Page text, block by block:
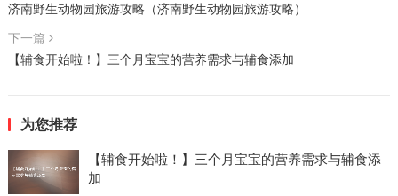
济南野生动物园旅游攻略（济南野生动物园旅游攻略）
下一篇
【辅食开始啦！】三个月宝宝的营养需求与辅食添加
为您推荐
【辅食开始啦！】三个月宝宝的营养需求与辅食添
加